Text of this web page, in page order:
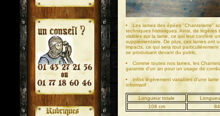
. .
Les lames des épées "Chantelame"
techniques historiques. Ainsi, de légères
visibles sur la lame, ce qui leur confère
supplémentaire. De plus, ces lames ont
impacts, ce qui sera tout
se produisant devant du public.
Comme toutes nos lames, les
garantie d'un an pour un usage de
Infos légèrement variables d'une
informatif :
Longueur totale
108 cm